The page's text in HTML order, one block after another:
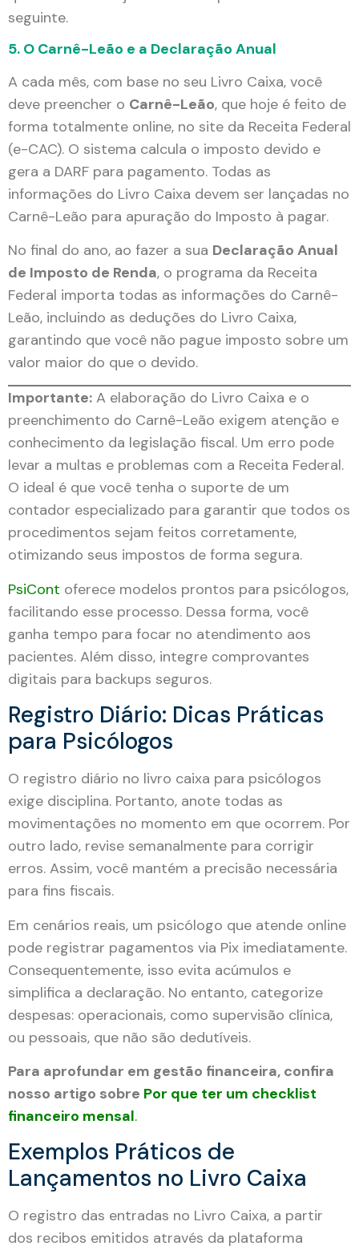
seguinte.
5. O Carnê-Leão e a Declaração Anual
A cada mês, com base no seu Livro Caixa, você
deve preencher o Carnê-Leão, que hoje é feito de
forma totalmente online, no site da Receita Federal
(e-CAC). O sistema calcula o imposto devido e
gera a DARF para pagamento. Todas as
informações do Livro Caixa devem ser lançadas no
Carnê-Leão para apuração do Imposto à pagar.
No final do ano, ao fazer a sua Declaração Anual
de Imposto de Renda, o programa da Receita
Federal importa todas as informações do Carnê-
Leão, incluindo as deduções do Livro Caixa,
garantindo que você não pague imposto sobre um
valor maior do que o devido.
Importante: A elaboração do Livro Caixa e o
preenchimento do Carnê-Leão exigem atenção e
conhecimento da legislação fiscal. Um erro pode
levar a multas e problemas com a Receita Federal.
O ideal é que você tenha o suporte de um
contador especializado para garantir que todos os
procedimentos sejam feitos corretamente,
otimizando seus impostos de forma segura.
PsiCont oferece modelos prontos para psicólogos,
facilitando esse processo. Dessa forma, você
ganha tempo para focar no atendimento aos
pacientes. Além disso, integre comprovantes
digitais para backups seguros.
Registro Diário: Dicas Práticas
para Psicólogos
O registro diário no livro caixa para psicólogos
exige disciplina. Portanto, anote todas as
movimentações no momento em que ocorrem. Por
outro lado, revise semanalmente para corrigir
erros. Assim, você mantém a precisão necessária
para fins fiscais.
Em cenários reais, um psicólogo que atende online
pode registrar pagamentos via Pix imediatamente.
Consequentemente, isso evita acúmulos e
simplifica a declaração. No entanto, categorize
despesas: operacionais, como supervisão clínica,
ou pessoais, que não são dedutíveis.
Para aprofundar em gestão financeira, confira
nosso artigo sobre Por que ter um checklist
financeiro mensal.
Exemplos Práticos de
Lançamentos no Livro Caixa
O registro das entradas no Livro Caixa, a partir
dos recibos emitidos através da plataforma